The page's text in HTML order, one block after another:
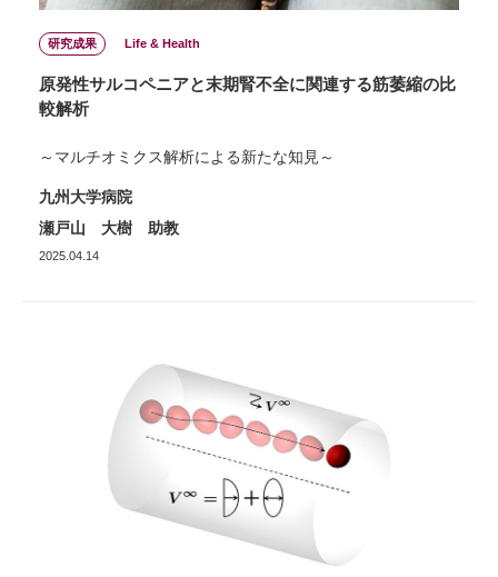
研究成果 Life & Health
原発性サルコペニアと末期腎不全に関連する筋萎縮の比
較解析
～マルチオミクス解析による新たな知見～
九州大学病院
瀬戸山 大樹 助教
2025.04.14